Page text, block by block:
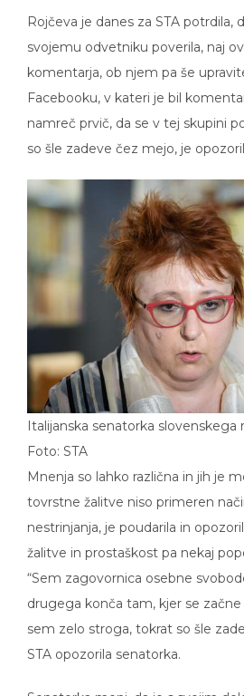
svojemu odvetniku poverila, naj
komentarja, ob njem pa še
Facebooku, v kateri je bil
namreč prvič, da se v tej skupini
so šle zadeve čez mejo, je
Italijanska senatorka slovenskega
Foto: STA
tovrstne žalitve niso primeren
nestrinjanja, je poudarila in
žalitve in prostaškost pa nekaj
“Sem zagovornica osebne
drugega konča tam, kjer se začne
sem zelo stroga, tokrat so šle
STA opozorila senatorka.